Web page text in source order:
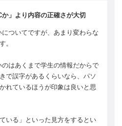
」より内容の正確さが大切
ついてですが、あまり変わらな
。
はあくまで学生の情報だからで
で誤字があるくらいなら、パソ
れているほうが印象は良いと思
いる」といった見方をするとい